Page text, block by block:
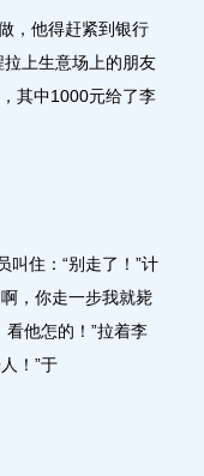
，他得赶紧到银行
上生意场上的朋友
其中1000元给了李
住：“别走了！”计
，你走一步我就毙
看他怎的！”拉着李
！”于